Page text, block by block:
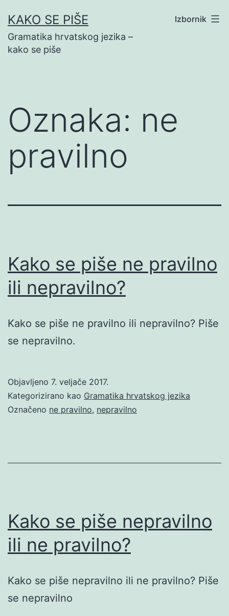
na
sadržaj
KAKO SE PIŠE
Gramatika hrvatskog jezika –
kako se piše
Izbornik
Oznaka: ne
pravilno
Kako se piše ne pravilno
ili nepravilno?
Kako se piše ne pravilno ili nepravilno? Piše
se nepravilno.
Objavljeno 7. veljače 2017.
Kategorizirano kao Gramatika hrvatskog jezika
Označeno ne pravilno, nepravilno
Kako se piše nepravilno
ili ne pravilno?
Kako se piše nepravilno ili ne pravilno? Piše
se nepravilno